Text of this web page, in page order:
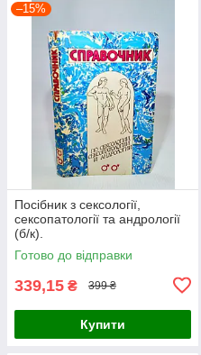
–15%
Посібник з сексології,
сексопатології та андрології
(б/к).
Готово до відправки
339,15 ₴ 399 ₴
Купити